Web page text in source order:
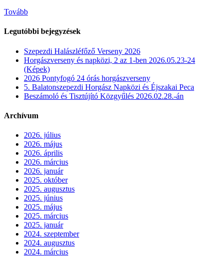
Tovább
Legutóbbi bejegyzések
Szepezdi Halászléfőző Verseny 2026
Horgászverseny és napközi, 2 az 1-ben 2026.05.23-24
(Képek)
2026 Pontyfogó 24 órás horgászverseny
5. Balatonszepezdi Horgász Napközi és Éjszakai Peca
Beszámoló és Tisztújító Közgyűlés 2026.02.28.-án
Archívum
2026. július
2026. május
2026. április
2026. március
2026. január
2025. október
2025. augusztus
2025. június
2025. május
2025. március
2025. január
2024. szeptember
2024. augusztus
2024. március